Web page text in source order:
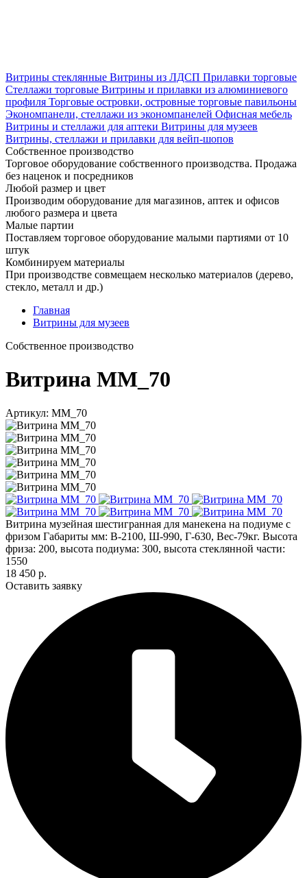
Витрины стеклянные Витрины из ЛДСП Прилавки торговые
Стеллажи торговые Витрины и прилавки из алюминиевого
профиля Торговые островки, островные торговые павильоны
Экономпанели, стеллажи из экономпанелей Офисная мебель
Витрины и стеллажи для аптеки Витрины для музеев
Витрины, стеллажи и прилавки для вейп-шопов
Собственное производство
Торговое оборудование собственного производства. Продажа
без наценок и посредников
Любой размер и цвет
Производим оборудование для магазинов, аптек и офисов
любого размера и цвета
Малые партии
Поставляем торговое оборудование малыми партиями от 10
штук
Комбинируем материалы
При производстве совмещаем несколько материалов (дерево,
стекло, металл и др.)
Главная
Витрины для музеев
Cобственное производство
Витрина ММ_70
Артикул: ММ_70
Витрина музейная шестигранная для манекена на подиуме с
фризом Габариты мм: В-2100, Ш-990, Г-630, Вес-79кг. Высота
фриза: 200, высота подиума: 300, высота стеклянной части:
1550
18 450 р.
Оставить заявку